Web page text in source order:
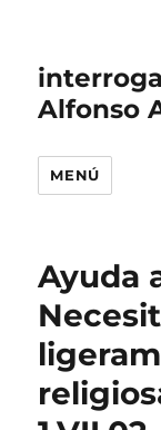
Alfonso
MENÚ
Ayuda